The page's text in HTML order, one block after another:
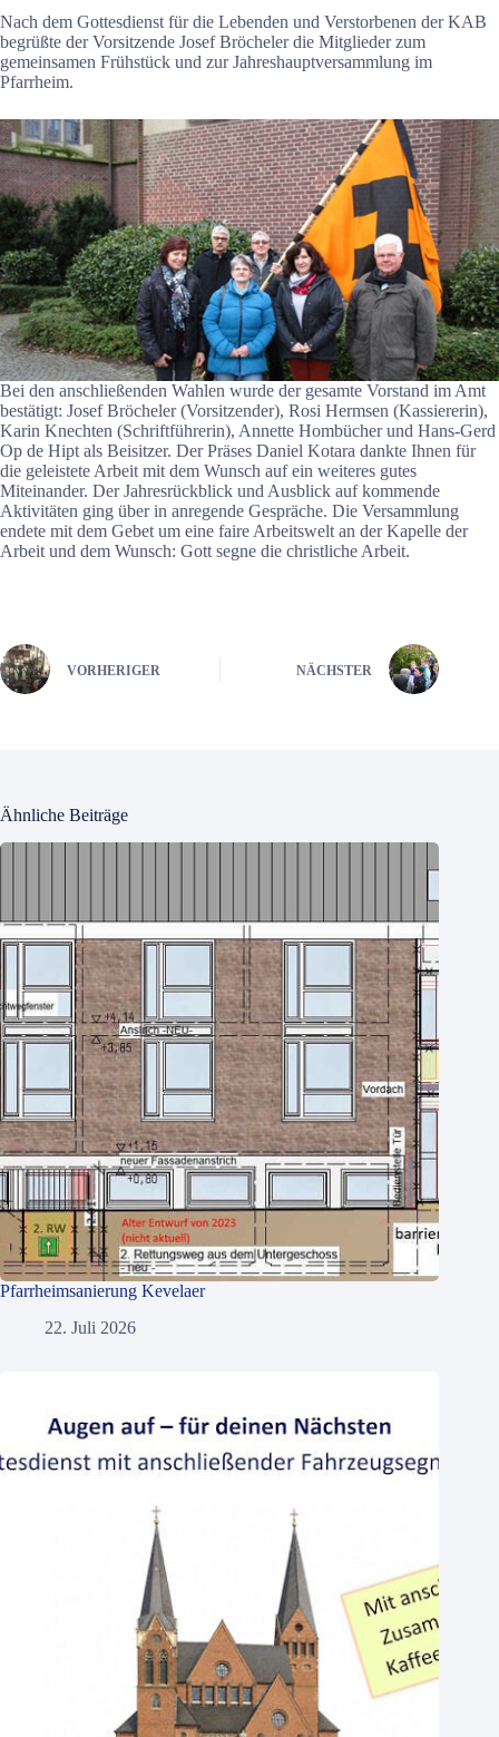
Nach dem Gottesdienst für die Lebenden und Verstorbenen der KAB
begrüßte der Vorsitzende Josef Bröcheler die Mitglieder zum
gemeinsamen Frühstück und zur Jahreshauptversammlung im
Pfarrheim.
Bei den anschließenden Wahlen wurde der gesamte Vorstand im Amt
bestätigt: Josef Bröcheler (Vorsitzender), Rosi Hermsen (Kassiererin),
Karin Knechten (Schriftführerin), Annette Hombücher und Hans-Gerd
Op de Hipt als Beisitzer. Der Präses Daniel Kotara dankte Ihnen für
die geleistete Arbeit mit dem Wunsch auf ein weiteres gutes
Miteinander. Der Jahresrückblick und Ausblick auf kommende
Aktivitäten ging über in anregende Gespräche. Die Versammlung
endete mit dem Gebet um eine faire Arbeitswelt an der Kapelle der
Arbeit und dem Wunsch: Gott segne die christliche Arbeit.
VORHERIGER NÄCHSTER
Ähnliche Beiträge
Pfarrheimsanierung Kevelaer
22. Juli 2026